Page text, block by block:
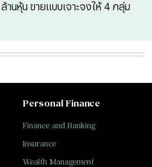
านหุ้น ขายแบบเจาะจงให้ 4 กลุ่ม
Personal Finance
Finance and Banking
Insurance
Wealth Management